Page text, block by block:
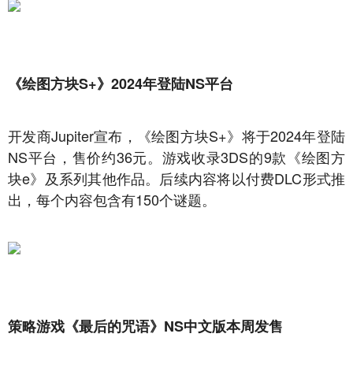
《绘图方块S+》2024年登陆NS平台
开发商Jupiter宣布，《绘图方块S+》将于2024年登陆
NS平台，售价约36元。游戏收录3DS的9款《绘图方
块e》及系列其他作品。后续内容将以付费DLC形式推
出，每个内容包含有150个谜题。
策略游戏《最后的咒语》NS中文版本周发售